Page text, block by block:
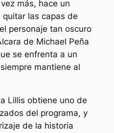
más, hace un
las capas de
personaje tan oscuro
de Michael Peña
se enfrenta a un
mantiene al
Lillis obtiene uno de
del programa, y
de la historia